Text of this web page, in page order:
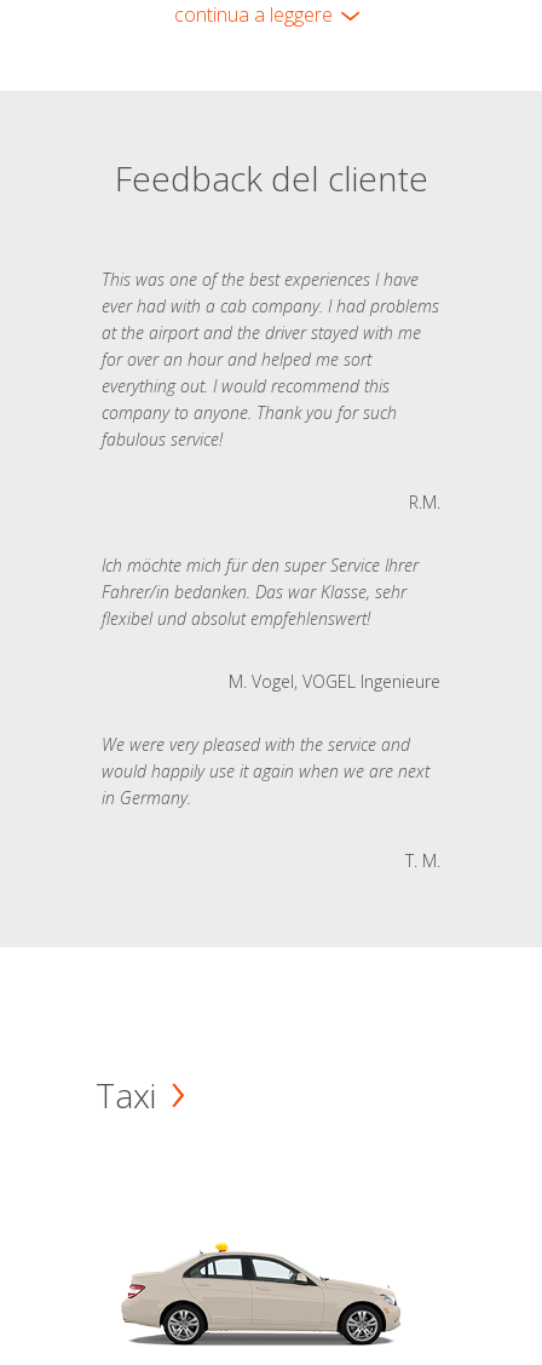
continua a leggere
Feedback del cliente
This was one of the best experiences I have
ever had with a cab company. I had problems
at the airport and the driver stayed with me
for over an hour and helped me sort
everything out. I would recommend this
company to anyone. Thank you for such
fabulous service!
R.M.
Ich möchte mich für den super Service Ihrer
Fahrer/in bedanken. Das war Klasse, sehr
flexibel und absolut empfehlenswert!
M. Vogel, VOGEL Ingenieure
We were very pleased with the service and
would happily use it again when we are next
in Germany.
T. M.
Taxi